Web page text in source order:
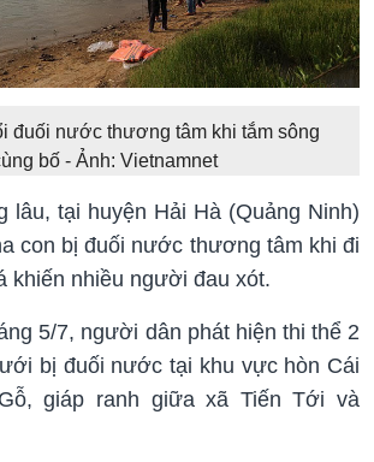
đuối nước thương tâm khi tắm sông
bố - Ảnh: Vietnamnet
lâu, tại huyện Hải Hà (Quảng Ninh)
con bị đuối nước thương tâm khi đi
khiến nhiều người đau xót.
5/7, người dân phát hiện thi thể 2
bị đuối nước tại khu vực hòn Cái
giáp ranh giữa xã Tiến Tới và